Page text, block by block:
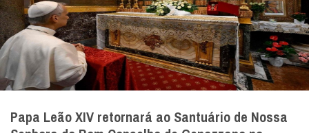
Papa Leão XIV retornará ao Santuário de Nossa